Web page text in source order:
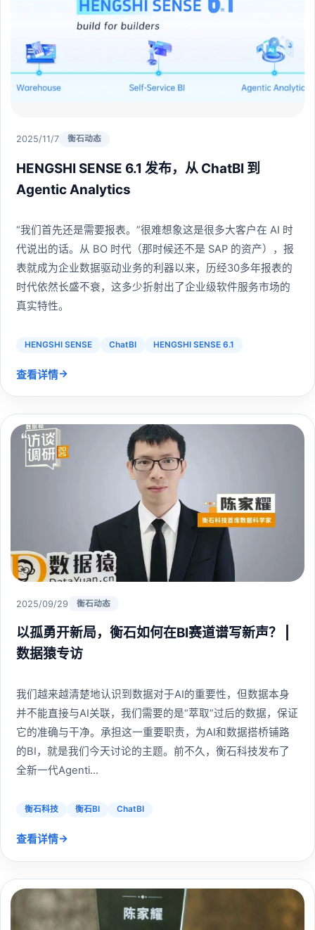
2025/11/7 衡石动态
HENGSHI SENSE 6.1 发布，从 ChatBI 到
Agentic Analytics
“我们首先还是需要报表。”很难想象这是很多大客户在 AI 时
代说出的话。从 BO 时代（那时候还不是 SAP 的资产），报
表就成为企业数据驱动业务的利器以来，历经30多年报表的
时代依然长盛不衰，这多少折射出了企业级软件服务市场的
真实特性。
HENGSHI SENSE ChatBI HENGSHI SENSE 6.1
查看详情→
2025/09/29 衡石动态
以孤勇开新局，衡石如何在BI赛道谱写新声？ |
数据猿专访
我们越来越清楚地认识到数据对于AI的重要性，但数据本身
并不能直接与AI关联，我们需要的是“萃取”过后的数据，保证
它的准确与干净。承担这一重要职责，为AI和数据搭桥铺路
的BI，就是我们今天讨论的主题。前不久，衡石科技发布了
全新一代Agenti...
衡石科技 衡石BI ChatBI
查看详情→